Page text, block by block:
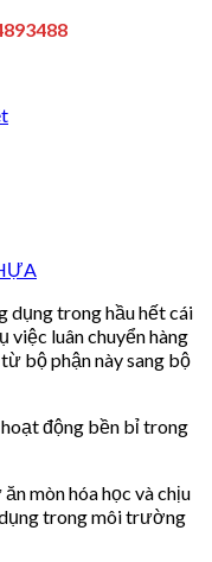
dụng trong hầu hết cái
việc luân chuyển hàng
bộ phận này sang bộ
động bền bỉ trong
mòn hóa học và chịu
trong môi trường